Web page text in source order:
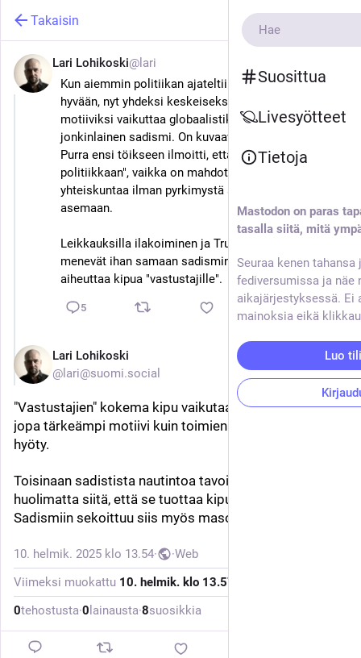
Takaisin
Lari Lohikoski@lari
Kun aiemmin politiikan ajateltiin pyrkivän yhteiseen
hyvään, nyt yhdeksi keskeiseksi poliittisen toiminnan
motiiviksi vaikuttaa globaalistikin nousseen
jonkinlainen sadismi. On kuvaavaa, kuinka Riikka
Purra ensi töikseen ilmoitti, että "empatia ei kuulu
politiikkaan", vaikka on mahdotonta rakentaa
yhteiskuntaa ilman pyrkimystä asettua toisen
asemaan.
Leikkauksilla ilakoiminen ja Trumpin kostotoimet
menevät ihan samaan sadismin laariin: tavoitteena on
aiheuttaa kipua "vastustajille".
5
Lari Lohikoski
@lari@suomi.social
"Vastustajien" kokema kipu vaikutaa olevan toisinaan
jopa tärkeämpi motiivi kuin toimien kautta saavutettu
hyöty.
Toisinaan sadistista nautintoa tavoitellaan jopa
huolimatta siitä, että se tuottaa kipua itsellekin.
Sadismiin sekoittuu siis myös masokismia.
10. helmik. 2025 klo 13.54· ·Web
Viimeksi muokattu 10. helmik. klo 13.57
0tehostusta·0 lainausta·8suosikkia
Suosittua
Livesyötteet
Tietoja
Mastodon on paras
tasalla siitä, mitä
Seuraa kenen tahansa
fediversumissa ja näe
aikajärjestyksessä. Ei
mainoksia eikä
Luo tili